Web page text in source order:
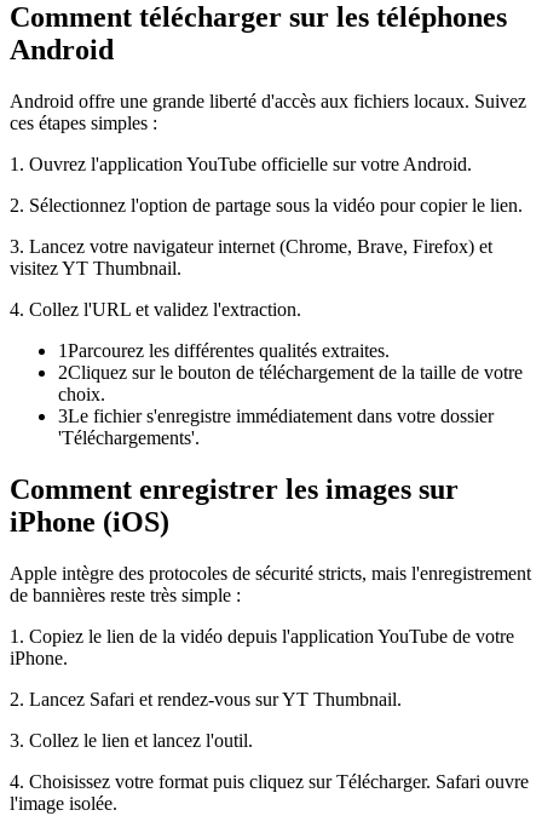
Comment télécharger sur les téléphones
Android
Android offre une grande liberté d'accès aux fichiers locaux. Suivez
ces étapes simples :
1. Ouvrez l'application YouTube officielle sur votre Android.
2. Sélectionnez l'option de partage sous la vidéo pour copier le lien.
3. Lancez votre navigateur internet (Chrome, Brave, Firefox) et
visitez YT Thumbnail.
4. Collez l'URL et validez l'extraction.
1Parcourez les différentes qualités extraites.
2Cliquez sur le bouton de téléchargement de la taille de votre
choix.
3Le fichier s'enregistre immédiatement dans votre dossier
'Téléchargements'.
Comment enregistrer les images sur
iPhone (iOS)
Apple intègre des protocoles de sécurité stricts, mais l'enregistrement
de bannières reste très simple :
1. Copiez le lien de la vidéo depuis l'application YouTube de votre
iPhone.
2. Lancez Safari et rendez-vous sur YT Thumbnail.
3. Collez le lien et lancez l'outil.
4. Choisissez votre format puis cliquez sur Télécharger. Safari ouvre
l'image isolée.